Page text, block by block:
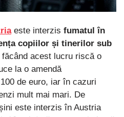
este interzis fumatul în
copiilor și tinerilor sub
acest lucru riscă o
la o amendă
de euro, iar în cazuri
mult mai mari. De
este interzis în Austria